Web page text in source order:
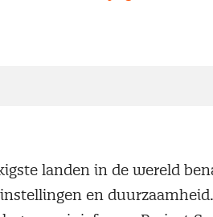
landen in de wereld
en